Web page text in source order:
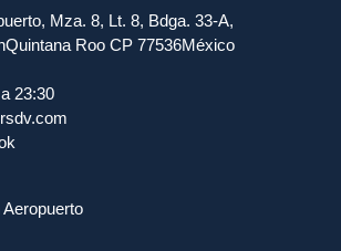
Mza. 8, Lt. 8, Bdga. 33-A,
Quintana Roo CP 77536México
23:30